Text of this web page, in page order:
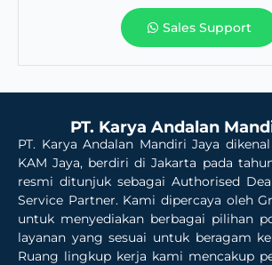
Sales Support
PT. Karya Andalan
PT. Karya Andalan Mandiri Jaya
KAM Jaya, berdiri di Jakarta pada
resmi ditunjuk sebagai Authorised
Service Partner. Kami dipercaya oleh
untuk menyediakan berbagai pilihan
layanan yang sesuai untuk beragam
Ruang lingkup kerja kami mencakup